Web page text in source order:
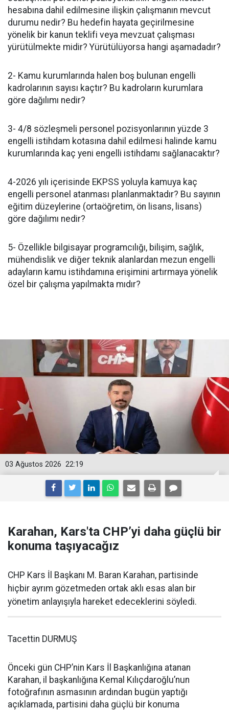
hesabına dahil edilmesine ilişkin çalışmanın mevcut
durumu nedir? Bu hedefin hayata geçirilmesine
yönelik bir kanun teklifi veya mevzuat çalışması
yürütülmekte midir? Yürütülüyorsa hangi aşamadadır?
2- Kamu kurumlarında halen boş bulunan engelli
kadrolarının sayısı kaçtır? Bu kadroların kurumlara
göre dağılımı nedir?
3- 4/8 sözleşmeli personel pozisyonlarının yüzde 3
engelli istihdam kotasına dahil edilmesi halinde kamu
kurumlarında kaç yeni engelli istihdamı sağlanacaktır?
4-2026 yılı içerisinde EKPSS yoluyla kamuya kaç
engelli personel atanması planlanmaktadır? Bu sayının
eğitim düzeylerine (ortaöğretim, ön lisans, lisans)
göre dağılımı nedir?
5- Özellikle bilgisayar programcılığı, bilişim, sağlık,
mühendislik ve diğer teknik alanlardan mezun engelli
adayların kamu istihdamına erişimini artırmaya yönelik
özel bir çalışma yapılmakta mıdır?
22:19
03 Ağustos 2026
Karahan, Kars'ta CHP’yi daha güçlü bir
konuma taşıyacağız
CHP Kars İl Başkanı M. Baran Karahan, partisinde
hiçbir ayrım gözetmeden ortak aklı esas alan bir
yönetim anlayışıyla hareket edeceklerini söyledi.
Tacettin DURMUŞ
Önceki gün CHP’nin Kars İl Başkanlığına atanan
Karahan, il başkanlığına Kemal Kılıçdaroğlu’nun
fotoğrafının asmasının ardından bugün yaptığı
açıklamada, partisini daha güçlü bir konuma